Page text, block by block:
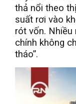
thả nổi theo
suất rơi vào
rót vốn. Nhiều
chính không
tháo”.